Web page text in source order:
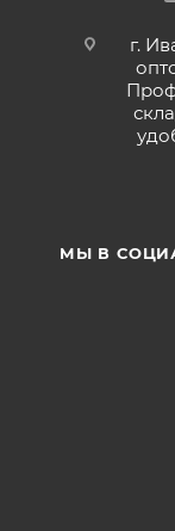
г.
МЫ В